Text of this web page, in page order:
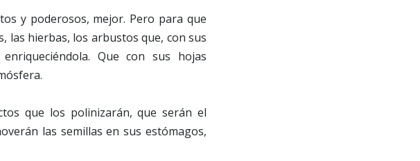
y poderosos, mejor. Pero para que
las hierbas, los arbustos que, con sus
Que con sus hojas
que los polinizarán, que serán el
las semillas en sus estómagos,